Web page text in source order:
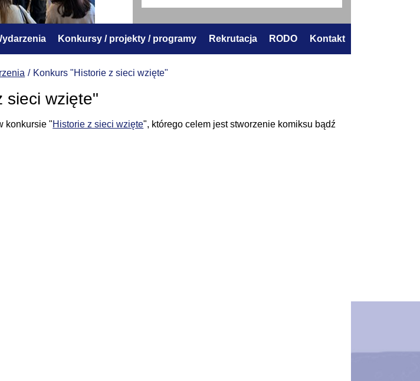
Konkursy / projekty / programy Rekrutacja RODO Kontakt
Konkurs "Historie z sieci wzięte"
sieci wzięte"
konkursie "Historie z sieci wzięte", którego celem jest stworzenie komiksu bądź